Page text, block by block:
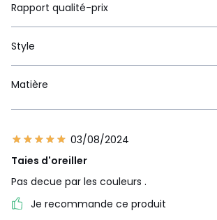
Rapport qualité-prix
Style
Matière
03/08/2024
Taies d'oreiller
Pas decue par les couleurs .
Je recommande ce produit